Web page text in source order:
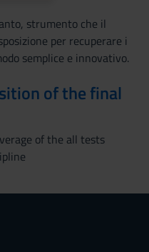
strumento che il
per recuperare i
semplice e innovativo.
of the final
of the all tests